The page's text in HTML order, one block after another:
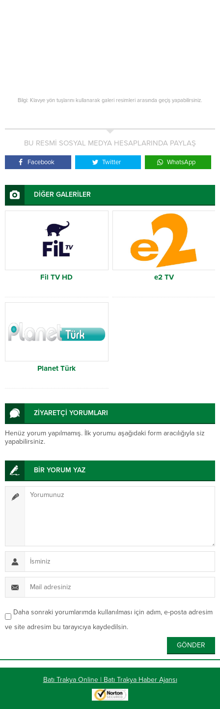
Bilgi: Klavye yön tuşlarını kullanarak galeri resimleri arasında geçiş yapabilirsiniz.
BU RESMİ SOSYAL MEDYA HESAPLARINDA PAYLAŞ
Facebook Twitter WhatsApp
DİĞER GALERİLER
Fil TV HD e2 TV
Planet Türk
ZİYARETÇİ YORUMLARI
Henüz yorum yapılmamış. İlk yorumu aşağıdaki form aracılığıyla siz
yapabilirsiniz.
BİR YORUM YAZ
Daha sonraki yorumlarımda kullanılması için adım, e-posta adresim
ve site adresim bu tarayıcıya kaydedilsin.
Batı Trakya Online | Batı Trakya Haber Ajansı